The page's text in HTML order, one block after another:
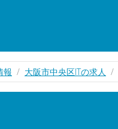
報 大阪市中央区ITの求人